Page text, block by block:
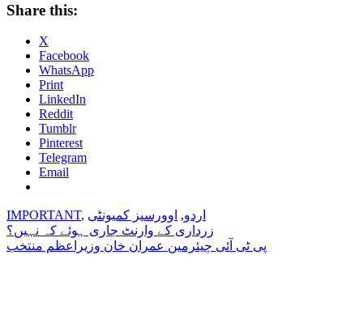
Share this:
X
Facebook
WhatsApp
Print
LinkedIn
Reddit
Tumblr
Pinterest
Telegram
Email
IMPORTANT, اردو, اوورسیز کمیونٹی
Post
navigation
زرداری کے وارنٹ جاری ہوئے کہ نہیں؟
پی ٹی آئی چیئرمین عمران خان وزیراعظم منتخب